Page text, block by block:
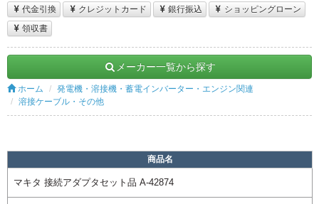
代金引換 クレジットカード 銀行振込
ショッピングローン
領収書
メーカー一覧から探す
ホーム
発電機・溶接機・蓄電インバーター・エンジン関連
溶接ケーブル・その他
商品名
マキタ 接続アダプタセット品 A-42874